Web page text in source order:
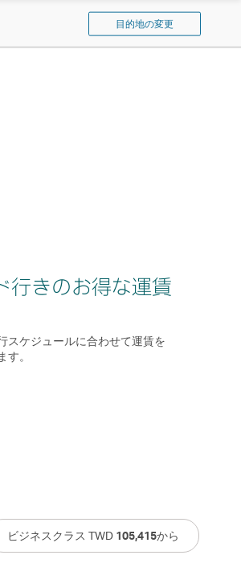
ド
ウ
を
イ
パ
シ
目的地の変更
行きのお得な運賃
スケジュールに合わせて運賃を
。
ビジネスクラス TWD 105,415から